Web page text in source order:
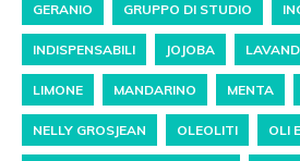
GERANIO GRUPPO DI STUDIO
INDISPENSABILI JOJOBA
LIMONE MANDARINO MENTA
NELLY GROSJEAN OLEOLITI OLI